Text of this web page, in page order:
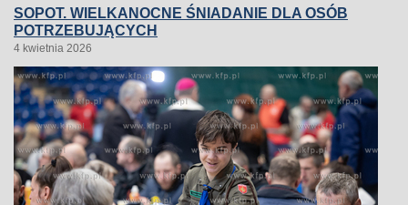
SOPOT. WIELKANOCNE ŚNIADANIE DLA OSÓB
POTRZEBUJĄCYCH
4 kwietnia 2026